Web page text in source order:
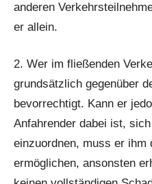
anderen
er allein.
2. Wer im fließenden
grundsätzlich gegenüber
bevorrechtigt. Kann er
Anfahrender dabei ist,
einzuordnen, muss er ihm
ermöglichen, ansonsten